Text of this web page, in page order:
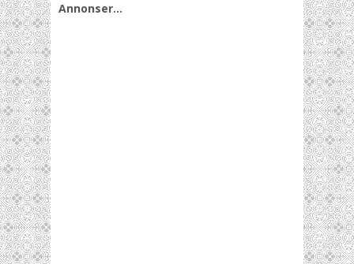
Annonser…